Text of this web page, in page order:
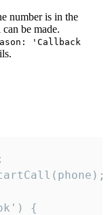
number is in the
be made.
'Callback
{